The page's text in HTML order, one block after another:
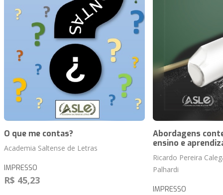
O que me contas?
Academia Saltense de Letras
IMPRESSO
R$ 45,23
Abordagens
ensino e
Ricardo Pereira
Palhardi
IMPRESSO